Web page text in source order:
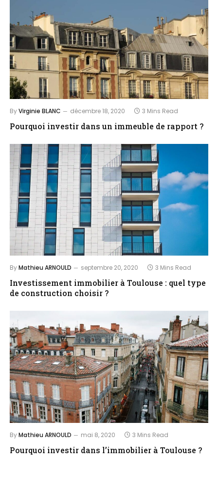
ByVirginie BLANC décembre 18, 2020 3 Mins Read
Pourquoi investir dans un immeuble de rapport ?
ByMathieu ARNOULD septembre 20, 2020 3 Mins Read
Investissement immobilier à Toulouse : quel type
de construction choisir ?
ByMathieu ARNOULD mai 8, 2020 3 Mins Read
Pourquoi investir dans l’immobilier à Toulouse ?